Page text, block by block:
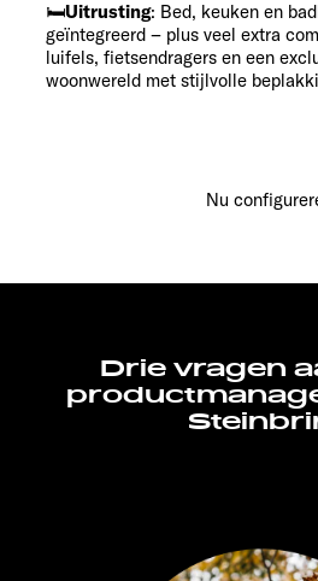
🛏Uitrusting: Bed, keuken en
geïntegreerd – plus veel extra
luifels, fietsendragers en een
woonwereld met stijlvolle
Nu
Drie vragen